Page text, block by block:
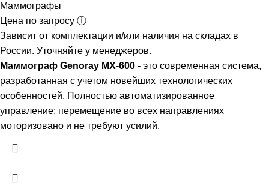
Маммографы
Цена по запросу ⓘ
Зависит от комплектации и/или наличия на складах в
России. Уточняйте у менеджеров.
Маммограф Genoray MX-600 - это современная система,
разработанная с учетом новейших технологических
особенностей. Полностью автоматизированное
управление: перемещение во всех направлениях
моторизовано и не требуют усилий.